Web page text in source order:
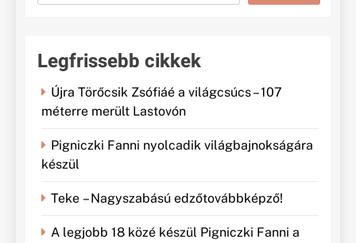
Legfrissebb cikkek
Újra Törőcsik Zsófiáé a világcsúcs – 107
méterre merült Lastovón
Pigniczki Fanni nyolcadik világbajnokságára
készül
Teke – Nagyszabású edzőtovábbképző!
A legjobb 18 közé készül Pigniczki Fanni a